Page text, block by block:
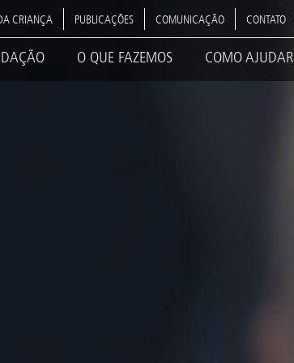
CRIANÇA PUBLICAÇÕES COMUNICAÇÃO CONTATO
O QUE FAZEMOS COMO AJUDAR